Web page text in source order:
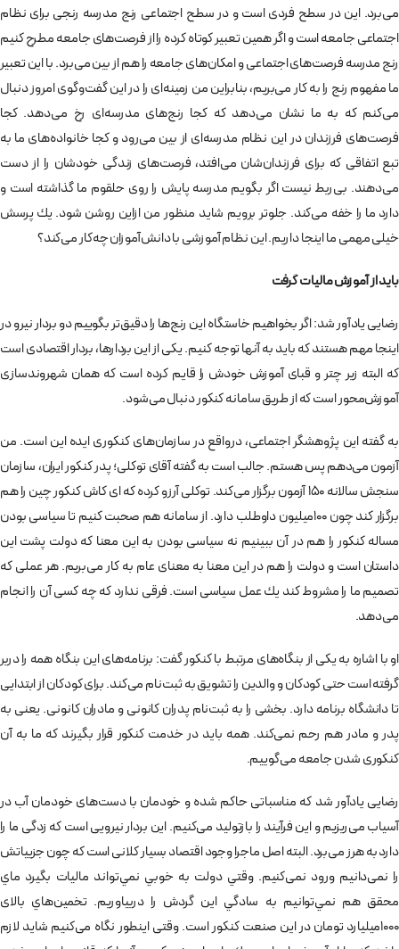
می‌برد. اين در سطح فردی است و در سطح اجتماعی رنج مدرسه رنجی برای نظام
اجتماعی جامعه است و اگر همين تعبير كوتاه كرده را از فرصت‌های جامعه مطرح كنيم
رنج مدرسه فرصت‌های اجتماعی و امكان‌های جامعه را هم از بين می‌برد. با اين تعبير
ما مفهوم رنج را به كار می‌بريم، بنابراين من زمينه‌ای را در اين گفت‌وگوی امروز دنبال
می‌كنم كه به ما نشان می‌دهد كه كجا رنج‌های مدرسه‌ای رخ می‌دهد. كجا
فرصت‌های فرزندان در اين نظام مدرسه‌ای از بين می‌رود و كجا خانواده‌های ما به
تبع اتفاقی كه برای فرزندان‌شان می‌افتد، فرصت‌های زندگی خودشان را از دست
می‌دهند. بی‌ربط نيست اگر بگويم مدرسه پايش را روی حلقوم ما گذاشته است و
دارد ما را خفه می‌كند. جلوتر برويم شايد منظور من ازاين روشن شود. يك پرسش
خيلی مهمی ما اينجا داريم. اين نظام آموزشی با دانش‌آموزان چه‌كار می‌كند؟
بايد از آموزش ماليات گرفت
رضايی يادآور شد: اگر بخواهيم خاستگاه اين رنج‌ها را دقيق‌تر بگوييم دو بردار نيرو در
اينجا مهم هستند كه بايد به آنها توجه كنيم. يكی از اين بردارها، بردار اقتصادی است
كه البته زير چتر و قبای آموزش خودش را قايم كرده است كه همان شهروندسازی
آموزش‌محور است كه از طريق سامانه كنكور دنبال می‌شود.
به گفته اين پژوهشگر اجتماعی، درواقع در سازمان‌های كنكوری ايده اين است. من
آزمون می‌دهم پس هستم. جالب است به گفته آقای توكلی؛ پدر كنكور ايران، سازمان
سنجش سالانه 150 آزمون برگزار می‌كند. توكلی آرزو كرده كه ای كاش كنكور چين را هم
برگزار كند چون 100ميليون داوطلب دارد. از سامانه هم صحبت كنيم تا سياسی بودن
مساله كنكور را هم در آن ببينيم نه سياسی بودن به اين معنا كه دولت پشت اين
داستان است و دولت را هم در اين معنا به معنای عام به كار می‌بريم. هر عملی كه
تصميم ما را مشروط كند يك عمل سياسی است. فرقی ندارد كه چه كسی آن را انجام
می‌دهد.
او با اشاره به يكی از بنگاه‌های مرتبط با كنكور گفت: برنامه‌های اين بنگاه همه را دربر
گرفته است حتی كودكان و والدين را تشويق به ثبت‌نام می‌كند. برای كودكان از ابتدايی
تا دانشگاه برنامه دارد. بخشی را به ثبت‌نام پدران كانونی و مادران كانونی. يعنی به
پدر و مادر هم رحم نمی‌كند. همه بايد در خدمت كنكور قرار بگيرند كه ما به آن
كنكوری شدن جامعه می‌گوييم.
رضايی يادآور شد كه مناسباتی حاكم شده و خودمان با دست‌های خودمان آب در
آسياب می‌ريزيم و اين فرآيند را بازتوليد می‌كنيم. اين بردار نيرويی است كه زدگی ما را
دارد به هرز می‌برد. البته اصل ماجرا وجود اقتصاد بسيار كلانی است كه چون جزيياتش
را نمی‌دانيم ورود نمی‌كنيم. وقتي دولت به خوبي نمي‌تواند ماليات بگيرد ماي
محقق هم نمي‌توانيم به سادگي اين گردش را دربياوريم. تخمين‌هاي بالای
1000ميليارد تومان در اين صنعت كنكور است. وقتی اينطور نگاه می‌كنيم شايد لازم